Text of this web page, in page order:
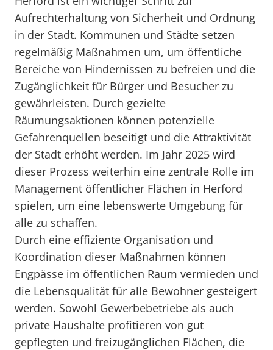
Aufrechterhaltung von Sicherheit und Ordnung
in der Stadt. Kommunen und Städte setzen
regelmäßig Maßnahmen um, um öffentliche
Bereiche von Hindernissen zu befreien und die
Zugänglichkeit für Bürger und Besucher zu
gewährleisten. Durch gezielte
Räumungsaktionen können potenzielle
Gefahrenquellen beseitigt und die Attraktivität
der Stadt erhöht werden. Im Jahr 2025 wird
dieser Prozess weiterhin eine zentrale Rolle im
Management öffentlicher Flächen in Herford
spielen, um eine lebenswerte Umgebung für
alle zu schaffen.
Durch eine effiziente Organisation und
Koordination dieser Maßnahmen können
Engpässe im öffentlichen Raum vermieden und
die Lebensqualität für alle Bewohner gesteigert
werden. Sowohl Gewerbebetriebe als auch
private Haushalte profitieren von gut
gepflegten und freizugänglichen Flächen, die